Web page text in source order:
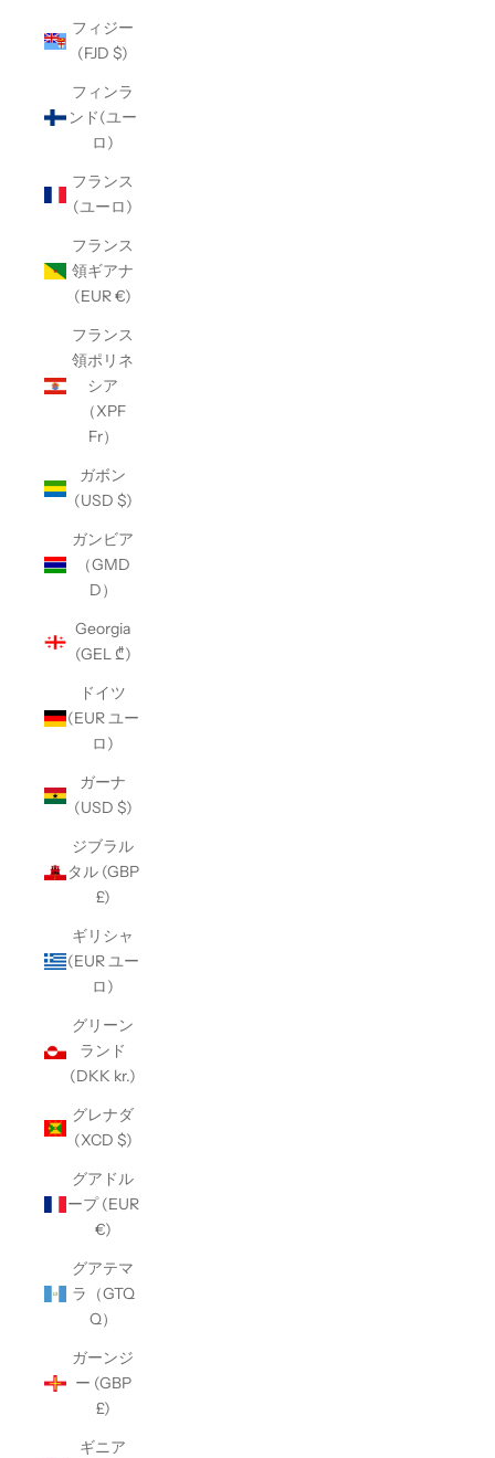
フィジー
(FJD $)
フィンラ
ンド(ユー
ロ)
フランス
(ユーロ)
フランス
領ギアナ
(EUR €)
フランス
領ポリネ
シア
（XPF
Fr）
ガボン
(USD $)
ガンビア
（GMD
D）
Georgia
(GEL ₾)
ドイツ
(EUR ユー
ロ)
ガーナ
(USD $)
ジブラル
タル (GBP
£)
ギリシャ
(EUR ユー
ロ)
グリーン
ランド
(DKK kr.)
グレナダ
(XCD $)
グアドル
ープ (EUR
€)
グアテマ
ラ（GTQ
Q）
ガーンジ
ー (GBP
£)
ギニア